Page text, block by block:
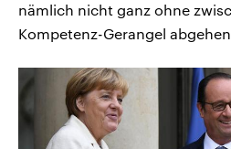
nämlich nicht ganz ohne
Kompetenz-Gerangel